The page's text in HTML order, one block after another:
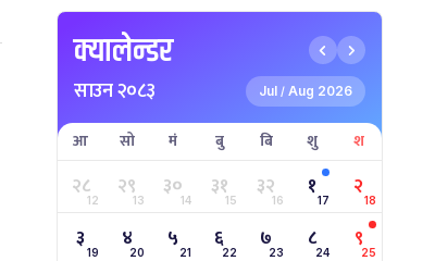
क्यालेन्डर
साउन २०८३ Jul / Aug 2026
आ सो मं बु बि शु श
२८12 २९13 ३०14 ३१15 ३२16 १17 २18
३ 19 ४20 ५ 21 ६22 ७23 ८24 ९25